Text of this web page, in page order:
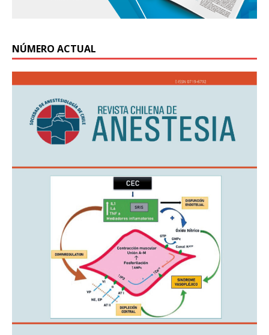
NÚMERO ACTUAL